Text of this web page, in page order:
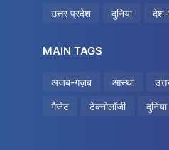
उत्तर प्रदेश दुनिया देश-
MAIN TAGS
अजब-गज़ब आस्था
गैजेट
टेक्नोलॉजी दुनिया